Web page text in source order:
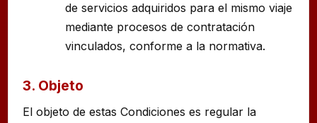
de servicios adquiridos para el mismo viaje
mediante procesos de contratación
vinculados, conforme a la normativa.
3. Objeto
El objeto de estas Condiciones es regular la